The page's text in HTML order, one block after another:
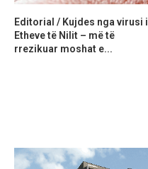
Editorial / Kujdes nga virusi i
Etheve të Nilit – më të
rrezikuar moshat e...